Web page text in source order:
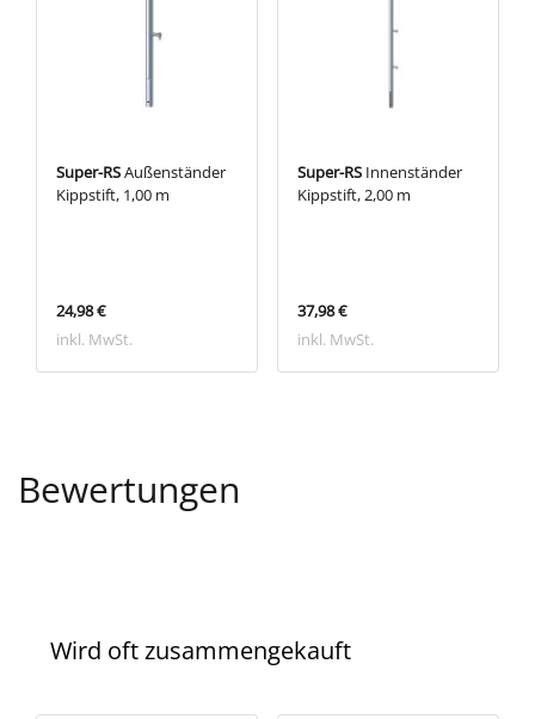
Super-RSAußenständer
Kippstift, 1,00 m
24,98 €
inkl. MwSt.
Super-RS Innenständer
Kippstift, 2,00 m
37,98 €
inkl. MwSt.
Bewertungen
Wird oft zusammengekauft